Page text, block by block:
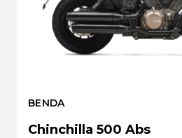
BENDA
Chinchilla 500 Abs